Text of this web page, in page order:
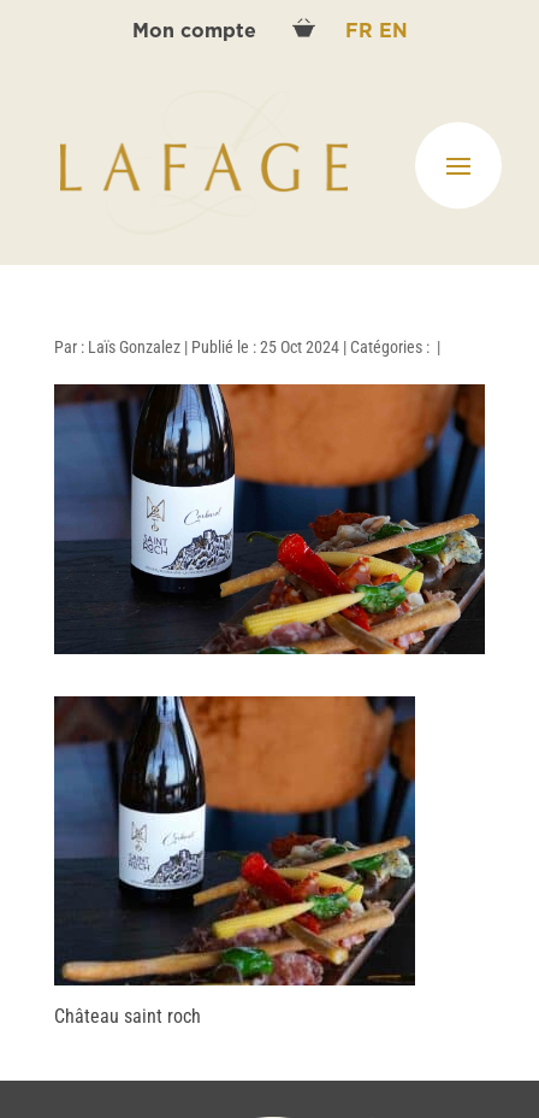
Mon compte FR EN
Par : Laïs Gonzalez | Publié le : 25 Oct 2024 | Catégories : |
Château saint roch